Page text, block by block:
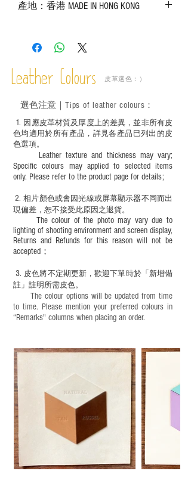
實物為準；
－ 植鞣皮革容易受環境、使用程度等產生
成後定期在皮面塗上皮革專用清潔劑及貂
鼠油等；
適合六歲以下兒童使用；六至十二歲兒童
必須由成年人陪同下使用並應小心處理。
產地：香港 MADE IN HONG KONG
Leather Colours 皮革選色：）
1. ​ 因應皮革材質及厚度上的差異，並非所有皮
色均適用於所有產品，詳見各產品巳列出的皮
色選項。
Leather texture and thickness may vary;
Specific colours may applied to selected items
only. Please refer to the product page for details;
​2.相片顏色或會因光線或屏幕顯示器不同而出
現偏差，恕不接受此原因之退貨。
The colour of the photo may vary due to
lighting of shooting environment and screen display,
Returns and Refunds for this reason will not be
accepted；
3. 皮色將不定期更新，歡迎下單時於「新增備
註」註明 所需皮色。
The colour options will be updated from time
to time. Please mention your preferred colours in
“Remarks" columns when placing an order.
選色注意｜ Tips of leather colours ：